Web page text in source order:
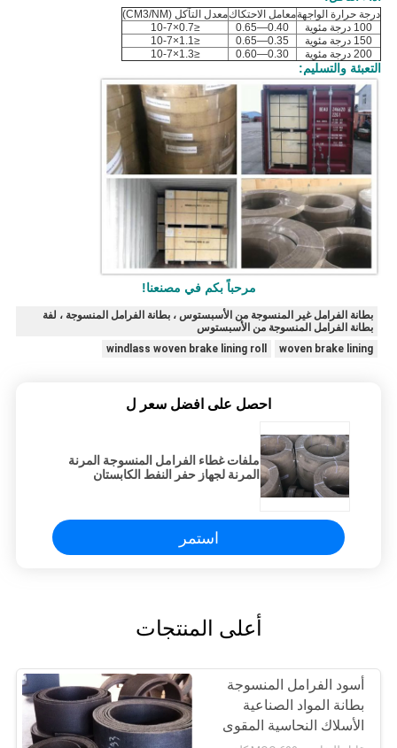
درجة حرارة الواجهةمعامل الاحتكاكمعدل التآكل (CM3/NM)
100 درجة مئوية
0.40—0.65
≤0.7×10-7
150 درجة مئوية
0.35—0.65
≤1.1×10-7
200 درجة مئوية
0.30—0.60
≤1.3×10-7
التعبئة والتسليم:
مرحباً بكم في مصنعنا!
بطانة الفرامل غير المنسوجة من الأسبستوس ، بطانة الفرامل المنسوجة ، لفة
بطانة الفرامل المنسوجة من الأسبستوس
woven brake lining
windlass woven brake lining roll
احصل على افضل سعر ل
ملفات غطاء الفرامل المنسوجة المرنة
المرنة لجهاز حفر النفط الكابستان
استمر
أعلى المنتجات
أسود الفرامل المنسوجة
بطانة المواد الصناعية
الأسلاك النحاسية المقوى